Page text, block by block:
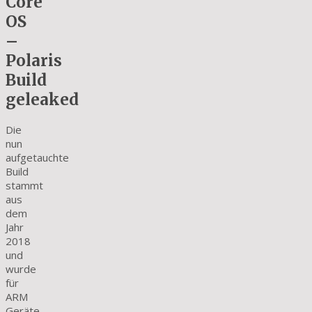
OS
–
Polaris
Build
geleaked
Die
nun
aufgetauchte
Build
stammt
aus
dem
Jahr
2018
und
wurde
für
ARM